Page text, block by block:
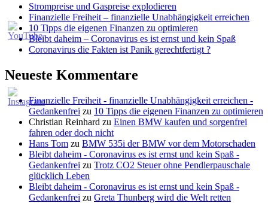
Strompreise und Gaspreise explodieren
Finanzielle Freiheit – finanzielle Unabhängigkeit erreichen
10 Tipps die eigenen Finanzen zu optimieren
Bleibt daheim – Coronavirus es ist ernst und kein Spaß
Coronavirus die Fakten ist Panik gerechtfertigt ?
Neueste Kommentare
Finanzielle Freiheit - finanzielle Unabhängigkeit erreichen -
Gedankenfrei zu 10 Tipps die eigenen Finanzen zu optimieren
Christian Reinhard zu Einen BMW kaufen und sorgenfrei
fahren oder doch nicht
Hans Tom zu BMW 535i der BMW vor dem Motorschaden
Bleibt daheim - Coronavirus es ist ernst und kein Spaß -
Gedankenfrei zu Trotz CO2 Steuer ohne Pendlerpauschale
glücklich Leben
Bleibt daheim - Coronavirus es ist ernst und kein Spaß -
Gedankenfrei zu Greta Thunberg wird die Welt retten